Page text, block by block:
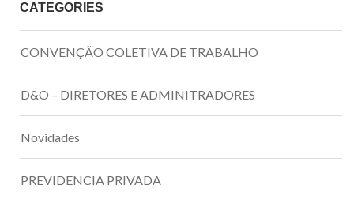
CATEGORIES
CONVENÇÃO COLETIVA DE TRABALHO
D&O – DIRETORES E ADMINITRADORES
Novidades
PREVIDENCIA PRIVADA